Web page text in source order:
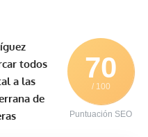
70
/ 100
Puntuación SEO
todos
a las
de